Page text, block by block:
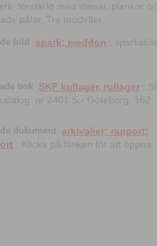
förstärkt med stenar, plankor
pålar. Tre modeller.
bild spark; meddon ;
bok SKF kullager, rullager ;
nr 2401 S.- Göteborg, 162
dokument arkivalier; rapport;
; Klicka på länken för att öppna